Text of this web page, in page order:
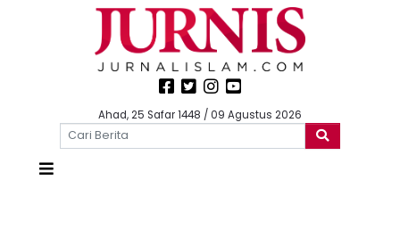
Ahad, 25 Safar 1448 / 09 Agustus 2026